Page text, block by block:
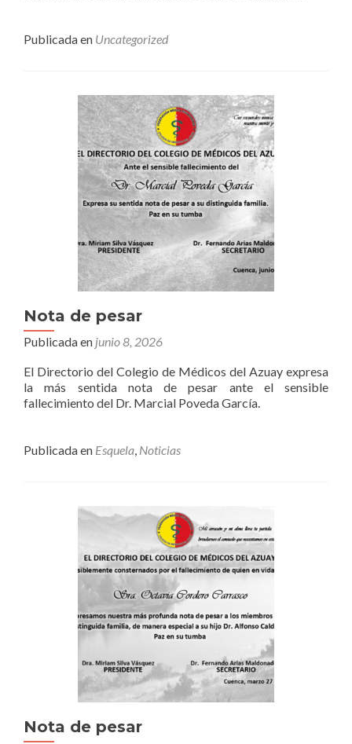
Publicada en Uncategorized
Nota de pesar
Publicada en junio 8, 2026
El Directorio del Colegio de Médicos del Azuay expresa
la más sentida nota de pesar ante el sensible
fallecimiento del Dr. Marcial Poveda García.
Publicada en Esquela, Noticias
Nota de pesar